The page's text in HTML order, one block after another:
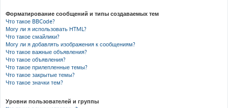
Форматирование сообщений и типы создаваемых тем
Что такое BBCode?
Могу ли я использовать HTML?
Что такое смайлики?
Могу ли я добавлять изображения к сообщениям?
Что такое важные объявления?
Что такое объявления?
Что такое прилепленные темы?
Что такое закрытые темы?
Что такое значки тем?
Уровни пользователей и группы